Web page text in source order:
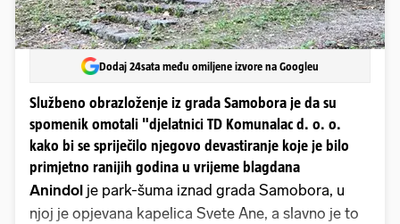
Dodaj 24sata među omiljene izvore na Googleu
Službeno obrazloženje iz grada Samobora je da su
spomenik omotali "djelatnici TD Komunalac d. o. o.
kako bi se spriječilo njegovo devastiranje koje je bilo
primjetno ranijih godina u vrijeme blagdana
Anindol je park-šuma iznad grada Samobora, u
njoj je opjevana kapelica Svete Ane, a slavno je to